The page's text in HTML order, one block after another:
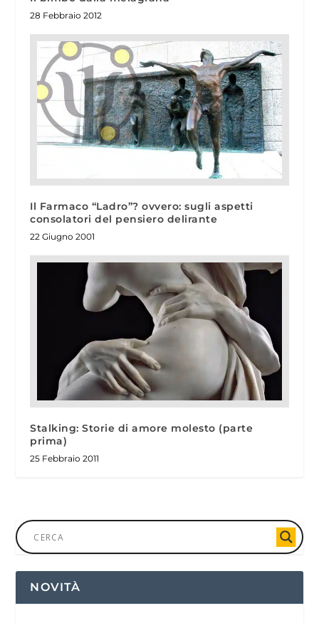
28 Febbraio 2012
Il Farmaco “Ladro”? ovvero: sugli aspetti
consolatori del pensiero delirante
22 Giugno 2001
Stalking: Storie di amore molesto (parte
prima)
25 Febbraio 2011
NOVITÀ